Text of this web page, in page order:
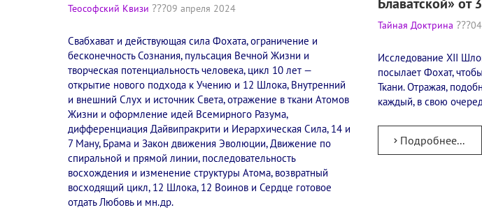
Теософский Квизи 09 апреля 2024
Свабхават и действующая сила Фохата, ограничение и
бесконечность Сознания, пульсация Вечной Жизни и
творческая потенциальность человека, цикл 10 лет —
открытие нового подхода к Учению и 12 Шлока, Внутренний
и внешний Слух и источник Света, отражение в ткани Атомов
Жизни и оформление идей Всемирного Разума,
дифференциация Дайвипракрити и Иерархическая Сила, 14 и
7 Ману, Брама и Закон движения Эволюции, Движение по
спиральной и прямой линии, последовательность
восхождения и изменение структуры Атома, возвратный
восходящий цикл, 12 Шлока, 12 Воинов и Сердце готовое
отдать Любовь и мн.др.
Тайная Доктрина
Исследование XII
посылает Фохат,
Ткани. Отражая,
каждый, в свою
Подробнее...